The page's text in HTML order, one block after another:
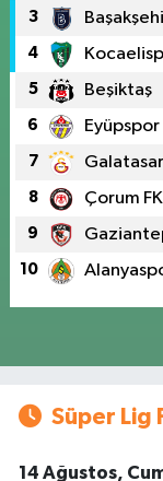
3
4
5 Beşiktaş
6 Eyüpspor
7
8 Çorum FK
9
10
Süper Lig
14 Ağustos,